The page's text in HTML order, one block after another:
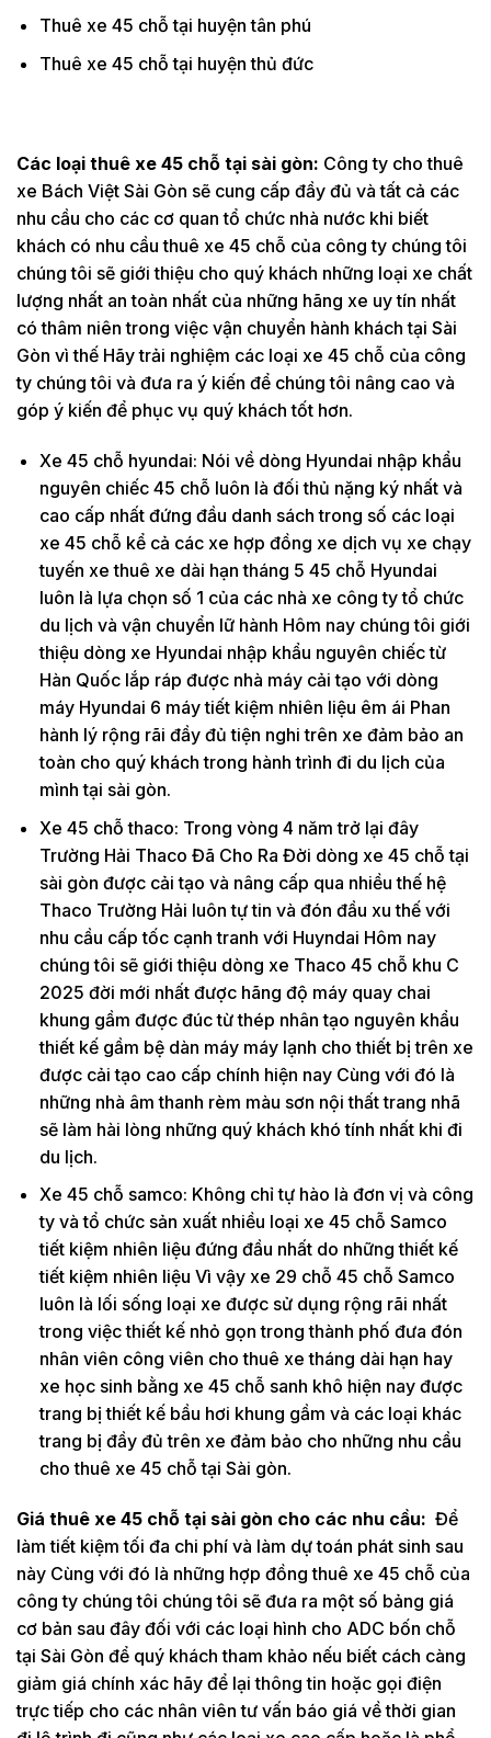
Thuê xe 45 chỗ tại huyện tân phú
Thuê xe 45 chỗ tại huyện thủ đức
Các loại thuê xe 45 chỗ tại sài gòn: Công ty cho thuê
xe Bách Việt Sài Gòn sẽ cung cấp đầy đủ và tất cả các
nhu cầu cho các cơ quan tổ chức nhà nước khi biết
khách có nhu cầu thuê xe 45 chỗ của công ty chúng tôi
chúng tôi sẽ giới thiệu cho quý khách những loại xe chất
lượng nhất an toàn nhất của những hãng xe uy tín nhất
có thâm niên trong việc vận chuyển hành khách tại Sài
Gòn vì thế Hãy trải nghiệm các loại xe 45 chỗ của công
ty chúng tôi và đưa ra ý kiến để chúng tôi nâng cao và
góp ý kiến để phục vụ quý khách tốt hơn.
Xe 45 chỗ hyundai: Nói về dòng Hyundai nhập khẩu
nguyên chiếc 45 chỗ luôn là đối thủ nặng ký nhất và
cao cấp nhất đứng đầu danh sách trong số các loại
xe 45 chỗ kể cả các xe hợp đồng xe dịch vụ xe chạy
tuyến xe thuê xe dài hạn tháng 5 45 chỗ Hyundai
luôn là lựa chọn số 1 của các nhà xe công ty tổ chức
du lịch và vận chuyển lữ hành Hôm nay chúng tôi giới
thiệu dòng xe Hyundai nhập khẩu nguyên chiếc từ
Hàn Quốc lắp ráp được nhà máy cải tạo với dòng
máy Hyundai 6 máy tiết kiệm nhiên liệu êm ái Phan
hành lý rộng rãi đầy đủ tiện nghi trên xe đảm bảo an
toàn cho quý khách trong hành trình đi du lịch của
mình tại sài gòn.
Xe 45 chỗ thaco: Trong vòng 4 năm trở lại đây
Trường Hải Thaco Đã Cho Ra Đời dòng xe 45 chỗ tại
sài gòn được cải tạo và nâng cấp qua nhiều thế hệ
Thaco Trường Hải luôn tự tin và đón đầu xu thế với
nhu cầu cấp tốc cạnh tranh với Huyndai Hôm nay
chúng tôi sẽ giới thiệu dòng xe Thaco 45 chỗ khu C
2025 đời mới nhất được hãng độ máy quay chai
khung gầm được đúc từ thép nhân tạo nguyên khẩu
thiết kế gầm bệ dàn máy máy lạnh cho thiết bị trên xe
được cải tạo cao cấp chính hiện nay Cùng với đó là
những nhà âm thanh rèm màu sơn nội thất trang nhã
sẽ làm hài lòng những quý khách khó tính nhất khi đi
du lịch.
Xe 45 chỗ samco: Không chỉ tự hào là đơn vị và công
ty và tổ chức sản xuất nhiều loại xe 45 chỗ Samco
tiết kiệm nhiên liệu đứng đầu nhất do những thiết kế
tiết kiệm nhiên liệu Vì vậy xe 29 chỗ 45 chỗ Samco
luôn là lối sống loại xe được sử dụng rộng rãi nhất
trong việc thiết kế nhỏ gọn trong thành phố đưa đón
nhân viên công viên cho thuê xe tháng dài hạn hay
xe học sinh bằng xe 45 chỗ sanh khô hiện nay được
trang bị thiết kế bầu hơi khung gầm và các loại khác
trang bị đầy đủ trên xe đảm bảo cho những nhu cầu
cho thuê xe 45 chỗ tại Sài gòn.
Giá thuê xe 45 chỗ tại sài gòn cho các nhu cầu: Để
làm tiết kiệm tối đa chi phí và làm dự toán phát sinh sau
này Cùng với đó là những hợp đồng thuê xe 45 chỗ của
công ty chúng tôi chúng tôi sẽ đưa ra một số bảng giá
cơ bản sau đây đối với các loại hình cho ADC bốn chỗ
tại Sài Gòn để quý khách tham khảo nếu biết cách càng
giảm giá chính xác hãy để lại thông tin hoặc gọi điện
trực tiếp cho các nhân viên tư vấn báo giá về thời gian